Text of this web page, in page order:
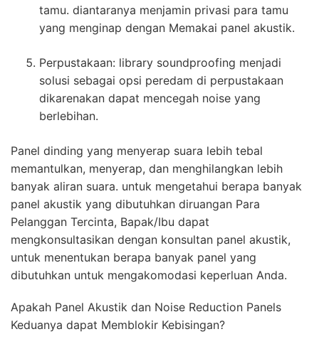
tamu. diantaranya menjamin privasi para tamu
yang menginap dengan Memakai panel akustik.
Perpustakaan: library soundproofing menjadi
solusi sebagai opsi peredam di perpustakaan
dikarenakan dapat mencegah noise yang
berlebihan.
Panel dinding yang menyerap suara lebih tebal
memantulkan, menyerap, dan menghilangkan lebih
banyak aliran suara. untuk mengetahui berapa banyak
panel akustik yang dibutuhkan diruangan Para
Pelanggan Tercinta, Bapak/Ibu dapat
mengkonsultasikan dengan konsultan panel akustik,
untuk menentukan berapa banyak panel yang
dibutuhkan untuk mengakomodasi keperluan Anda.
Apakah Panel Akustik dan Noise Reduction Panels
Keduanya dapat Memblokir Kebisingan?